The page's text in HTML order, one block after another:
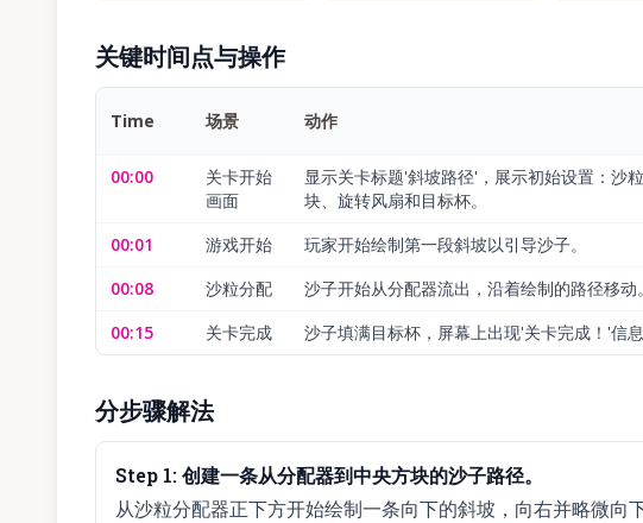
关键时间点与操作
Time 场景 动作
00:00
关卡开始
画面
显示关卡标题'斜坡路径'，展示初始设置：沙
块、旋转风扇和目标杯。
00:01 游戏开始 玩家开始绘制第一段斜坡以引导沙子。
00:08
沙粒分配 沙子开始从分配器流出，沿着绘制的路径移动。
00:15
关卡完成 沙子填满目标杯，屏幕上出现'关卡完成！'信息
分步骤解法
Step 1:创建一条从分配器到中央方块的沙子路径。
从沙粒分配器正下方开始绘制一条向下的斜坡，向右并略微向